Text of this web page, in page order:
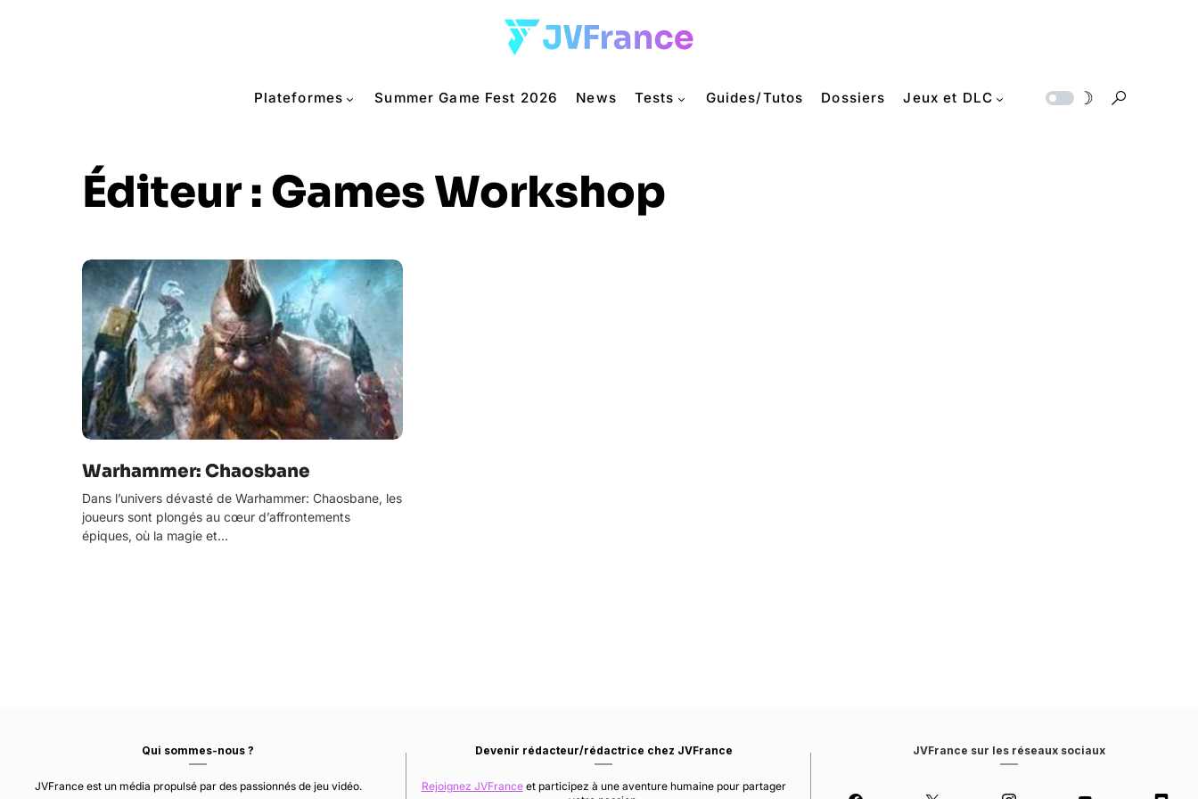
Plateformes Summer Game Fest 2026 News Tests Guides/Tutos Dossiers Jeux et DLC
Éditeur :Games Workshop
Warhammer: Chaosbane
Dans l’univers dévasté de Warhammer: Chaosbane, les
joueurs sont plongés au cœur d’affrontements
épiques, où la magie et…
Qui sommes-nous ?
JVFrance est un média propulsé par des passionnés de jeu vidéo.
Devenir rédacteur/rédactrice chez JVFrance
Rejoignez JVFranceet participez à une aventure humaine pour partager
JVFrance sur les réseaux sociaux